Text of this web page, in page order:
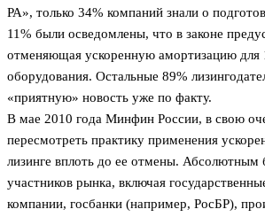
РА», только 34% компаний знали о
11% были осведомлены, что в законе
отменяющая ускоренную амортизацию для
оборудования. Остальные 89%
«приятную» новость уже по факту.
В мае 2010 года Минфин России, в свою
пересмотреть практику применения
лизинге вплоть до ее отмены. Абсолютным
участников рынка, включая
компании, госбанки (например, РосБР),